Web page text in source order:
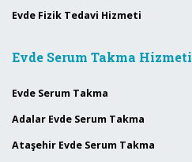
Evde Fizik Tedavi Hizmeti
Evde Serum Takma Hizmeti
Evde Serum Takma
Adalar Evde Serum Takma
Ataşehir Evde Serum Takma